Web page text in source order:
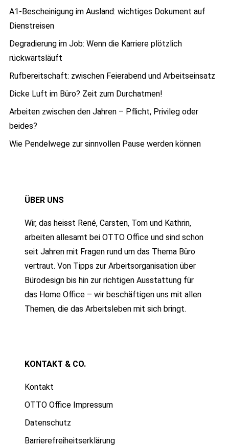
A1-Bescheinigung im Ausland: wichtiges Dokument auf
Dienstreisen
Degradierung im Job: Wenn die Karriere plötzlich
rückwärtsläuft
Rufbereitschaft: zwischen Feierabend und Arbeitseinsatz
Dicke Luft im Büro? Zeit zum Durchatmen!
Arbeiten zwischen den Jahren – Pflicht, Privileg oder
beides?
Wie Pendelwege zur sinnvollen Pause werden können
ÜBER UNS
Wir, das heisst René, Carsten, Tom und Kathrin,
arbeiten allesamt bei OTTO Office und sind schon
seit Jahren mit Fragen rund um das Thema Büro
vertraut. Von Tipps zur Arbeitsorganisation über
Bürodesign bis hin zur richtigen Ausstattung für
das Home Office – wir beschäftigen uns mit allen
Themen, die das Arbeitsleben mit sich bringt.
KONTAKT & CO.
Kontakt
OTTO Office Impressum
Datenschutz
Barrierefreiheitserklärung